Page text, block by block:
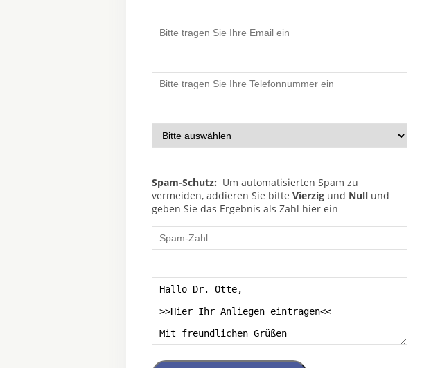
Spam-Schutz: Um automatisierten Spam zu
vermeiden, addieren Sie bitte Vierzig und Null und
geben Sie das Ergebnis als Zahl hier ein